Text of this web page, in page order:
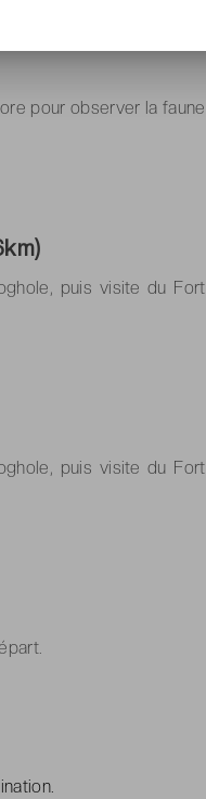
en
pour observer la faune
puis visite du Fort
puis visite du Fort